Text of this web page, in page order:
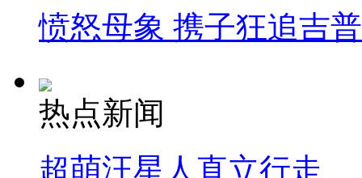
愤怒母象 携子狂追吉
热点新闻
超萌汪星人直立行走